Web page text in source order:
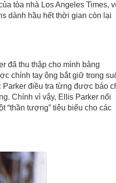
tòa nhà Los Angeles Times,
dành hầu hết thời gian còn lại
đã thu thập cho mình bảng
chính tay ông bắt giữ trong
điều tra từng được báo
Chính vì vậy, Ellis Parker nổi
“thần tượng” tiêu biểu cho các